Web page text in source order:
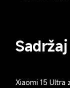
Xiaomi 15 Ultra